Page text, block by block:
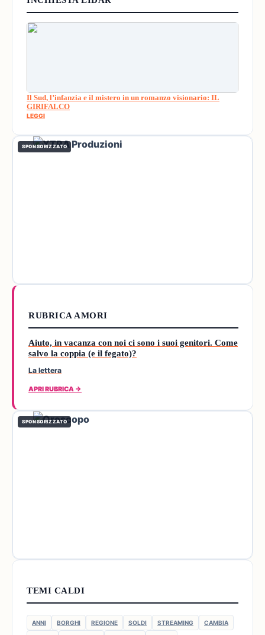
Il Sud, l’infanzia e il mistero in un romanzo visionario: IL
GIRIFALCO
LEGGI
SPONSORIZZATO
RUBRICA AMORI
Aiuto, in vacanza con noi ci sono i suoi genitori. Come
salvo la coppia (e il fegato)?
La lettera
APRI RUBRICA →
SPONSORIZZATO
TEMI CALDI
ANNI BORGHI REGIONE SOLDI STREAMING CAMBIA